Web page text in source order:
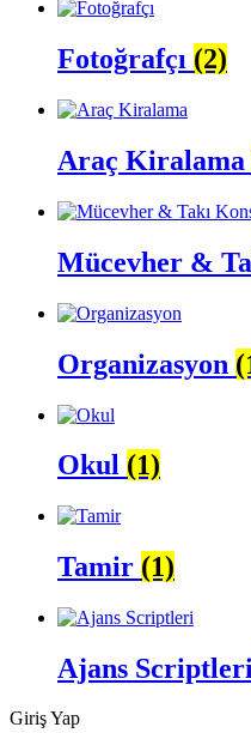
Fotoğrafçı (2)
Araç Kiralama
Mücevher &
Organizasyon
Okul (1)
Tamir (1)
Ajans Scriptleri
Giriş Yap